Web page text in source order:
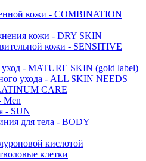
кожи - COMBINATION
кожи - DRY SKIN
кожи - SENSITIVE
уход - MATURE SKIN (gold label)
ухода - ALL SKIN NEEDS
CARE
Men
- SUN
для тела - BODY
кислотой
клетки